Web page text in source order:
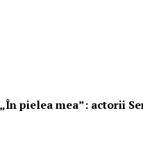
pielea mea”: actorii